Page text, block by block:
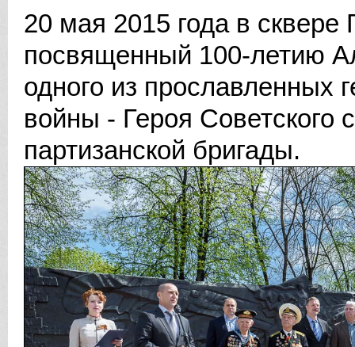
20 мая 2015 года в сквере
посвященный 100-летию
одного из прославленных
войны - Героя Советского
партизанской бригады.